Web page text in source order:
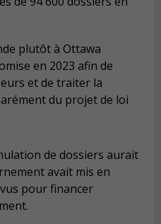
plutôt à Ottawa
en 2023 afin de
et de traiter la
du projet de loi
de dossiers aurait
avait mis en
pour financer